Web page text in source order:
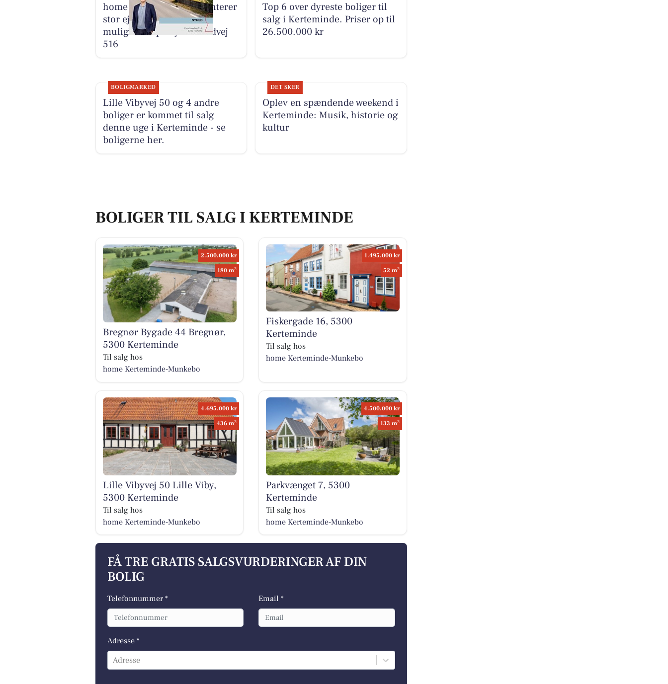
home Kerteminde præsenterer
stor ejendom med mange
muligheder på Fynshovedvej
516
Top 6 over dyreste boliger til
salg i Kerteminde. Priser op til
26.500.000 kr
BOLIGMARKED
Lille Vibyvej 50 og 4 andre
boliger er kommet til salg
denne uge i Kerteminde - se
boligerne her.
DET SKER
Oplev en spændende weekend i
Kerteminde: Musik, historie og
kultur
BOLIGER TIL SALG I KERTEMINDE
2.500.000 kr
180 m2
Bregnør Bygade 44 Bregnør,
5300 Kerteminde
Til salg hos
home Kerteminde-Munkebo
1.495.000 kr
52 m2
Fiskergade 16, 5300
Kerteminde
Til salg hos
home Kerteminde-Munkebo
4.695.000 kr
436 m2
Lille Vibyvej 50 Lille Viby,
5300 Kerteminde
Til salg hos
home Kerteminde-Munkebo
4.500.000 kr
133 m2
Parkvænget 7, 5300
Kerteminde
Til salg hos
home Kerteminde-Munkebo
FÅ TRE GRATIS SALGSVURDERINGER AF DIN
BOLIG
Telefonnummer * Email *
Adresse *
Adresse